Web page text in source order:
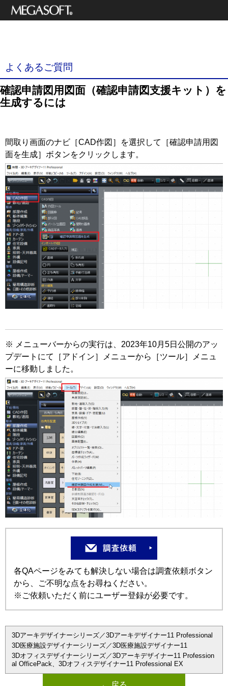
よくあるご質問
確認申請図用図面（確認申請図支援キット）を
生成するには
間取り画面のナビ［CAD作図］を選択して［確認申請用図
面を生成］ボタンをクリックします。
※ メニューバーからの実行は、2023年10月5日公開のアッ
プデートにて［アドイン］メニューから［ツール］メニュ
ーに移動しました。
各QAページをみても解決しない場合は調査依頼ボタン
から、ご不明な点をお尋ねください。
※ご依頼いただく前にユーザー登録が必要です。
3Dアーキデザイナーシリーズ／3Dアーキデザイナー11 Professional
3D医療施設デザイナーシリーズ／3D医療施設デザイナー11
3Dオフィスデザイナーシリーズ／3Dアーキデザイナー11 Profession
al OfficePack、3Dオフィスデザイナー11 Professional EX